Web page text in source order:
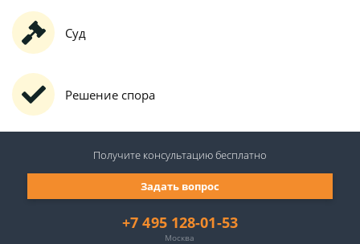
Суд
Решение спора
+7 495 128-01-53
Москва
Задать вопрос
Получите консультациюбесплатно